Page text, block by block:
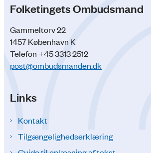
Folketingets Ombudsmand
Gammeltorv 22
1457 København K
Telefon +45 3313 2512
post@ombudsmanden.dk
Links
Kontakt
Tilgængelighedserklæring